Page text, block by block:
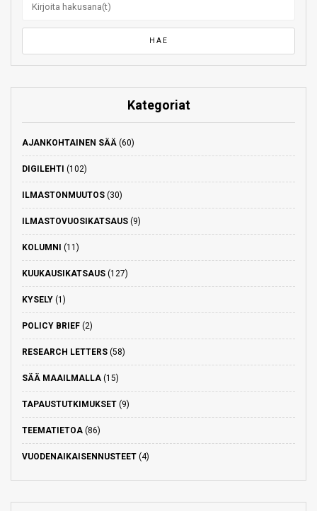
Kategoriat
AJANKOHTAINEN SÄÄ (60)
DIGILEHTI (102)
ILMASTONMUUTOS (30)
ILMASTOVUOSIKATSAUS (9)
KOLUMNI (11)
KUUKAUSIKATSAUS (127)
KYSELY (1)
POLICY BRIEF (2)
RESEARCH LETTERS (58)
SÄÄ MAAILMALLA (15)
TAPAUSTUTKIMUKSET (9)
TEEMATIETOA (86)
VUODENAIKAISENNUSTEET (4)